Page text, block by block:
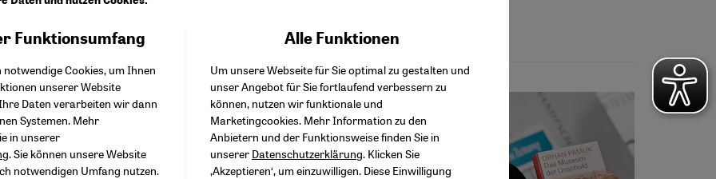
Funktionsumfang
Cookies, um Ihnen
unserer Website
Daten verarbeiten wir dann
Systemen. Mehr
in unserer
. Sie können unsere Website
notwendigen Umfang nutzen.
Alle Funktionen
Um unsere Webseite für Sie optimal zu gestalten und
unser Angebot für Sie fortlaufend verbessern zu
können, nutzen wir funktionale und
Marketingcookies. Mehr Information zu den
Anbietern und der Funktionsweise finden Sie in
unserer Datenschutzerklärung. Klicken Sie
‚Akzeptieren‘, um einzuwilligen. Diese Einwilligung
Facebook Embed / Facebook Connect
Twitter Embed
Instagram Embed
Youtube Embed
Google Maps Embed